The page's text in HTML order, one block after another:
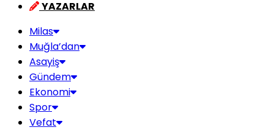
YAZARLAR
Milas
Muğla’dan
Asayiş
Gündem
Ekonomi
Spor
Vefat